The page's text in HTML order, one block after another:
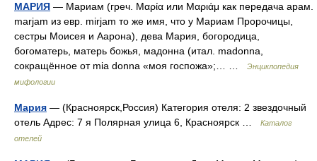
МАРИЯ — Мариам (греч. Μαρία или Μαριάμ как передача арам.
marjam из евр. mirjam то же имя, что у Мариам Пророчицы,
сестры Моисея и Аарона), дева Мария, богородица,
богоматерь, матерь божья, мадонна (итал. madonna,
сокращённое от mia donna «моя госпожа»;… …
Энциклопедия
мифологии
Мария — (Красноярск,Россия) Категория отеля: 2 звездочный
отель Адрес: 7 я Полярная улица 6, Красноярск …
Каталог
отелей